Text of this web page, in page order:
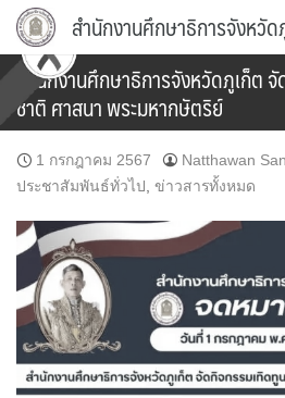
Skip
content
สำนักงานศึกษาธิการจังหวัด
สำนักงานศึกษาธิการจังหวัดภูเก็ต
ชาติ ศาสนา พระมหากษัตริย์
1 กรกฎาคม 2567 Natthawan
ประชาสัมพันธ์ทั่วไป ข่าวสารทั้งหมด